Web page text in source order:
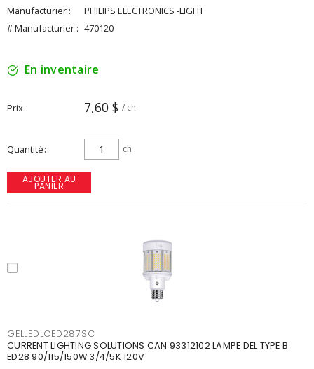
Manufacturier :
PHILIPS ELECTRONICS -LIGHT
# Manufacturier : 470120
En inventaire
Prix 7,60 $ / ch
Quantité ch
AJOUTER AU
PANIER
GELLEDLCED287SC
CURRENT LIGHTING SOLUTIONS CAN 93312102 LAMPE DEL TYPE B
ED28 90/115/150W 3/4/5K 120V